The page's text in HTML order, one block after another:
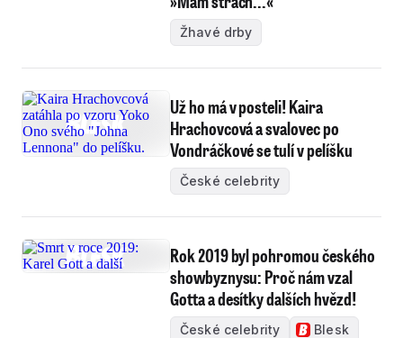
Žhavé drby
Už ho má v posteli! Kaira
Hrachovcová a svalovec po
Vondráčkové se tulí v pelíšku
České celebrity
Rok 2019 byl pohromou českého
showbyznysu: Proč nám vzal
Gotta a desítky dalších hvězd!
České celebrity Blesk